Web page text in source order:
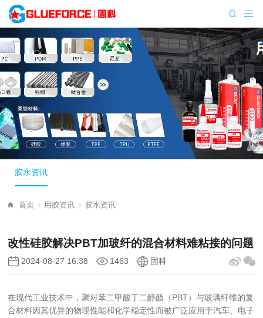
胶水资讯
首页 用胶资讯 胶水资讯
改性硅胶解决PBT加玻纤的混合材料难粘接的问题
2024-08-27 16:38 1463 固科
在现代工业技术中，聚对苯二甲酸丁二醇酯（PBT）与玻璃纤维的复
合材料因其优异的物理性能和化学稳定性而被广泛应用于汽车、电子